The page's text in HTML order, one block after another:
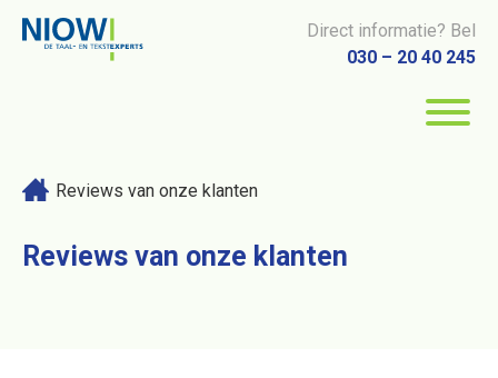
Direct informatie? Bel
030 – 20 40 245
Reviews van onze klanten
Reviews van onze klanten